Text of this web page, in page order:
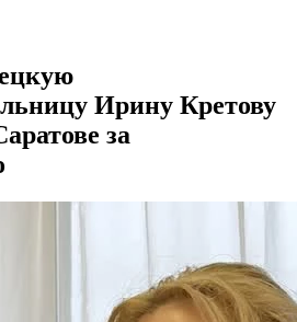
Ирину Кретову
за